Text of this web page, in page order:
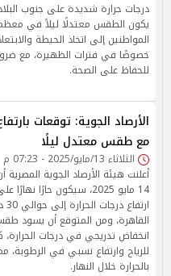
درجات حرارة شديدة على جنوب
يكون الطقس معتدلًا ليلاً في معظم
المواطنين إلى اتخاذ الحيطة
خصوصًا في فترات الظهيرة، مع
للحفاظ على الصحة.
الأرصاد الجوية: توقعات
مع طقس معتدل ليلًا
الثلاثاء 13/مايو/2025 - 07:23 م
أعلنت هيئة الأرصاد الجوية المصرية
14 مايو 2025، سيكون حارًا
القاهرة، ومن المتوقع أن يسود
انخفاض تدريجي في درجات
للرياح وارتفاع نسبي في الرطوبة،
بالحرارة خلال النهار.